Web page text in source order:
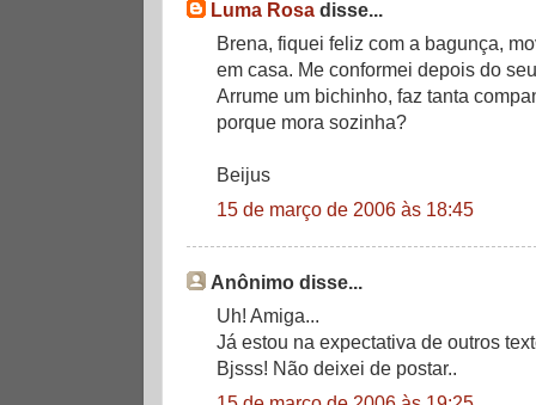
Luma Rosa disse...
Brena, fiquei feliz com a bagunça,
em casa. Me conformei depois do
Arrume um bichinho, faz tanta
porque mora sozinha?
Beijus
15 de março de 2006 às 18:45
Anônimo disse...
Uh! Amiga...
Já estou na expectativa de outros
Bjsss! Não deixei de postar..